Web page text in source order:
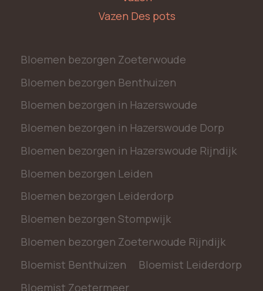
Vazen Des pots
Bloemen bezorgen Zoeterwoude
Bloemen bezorgen Benthuizen
Bloemen bezorgen in Hazerswoude
Bloemen bezorgen in Hazerswoude Dorp
Bloemen bezorgen in Hazerswoude Rijndijk
Bloemen bezorgen Leiden
Bloemen bezorgen Leiderdorp
Bloemen bezorgen Stompwijk
Bloemen bezorgen Zoeterwoude Rijndijk
Bloemist Benthuizen
Bloemist Leiderdorp
Bloemist Zoetermeer